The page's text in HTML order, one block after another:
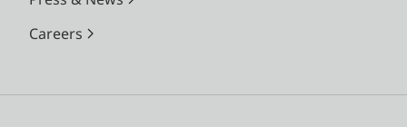
Careers